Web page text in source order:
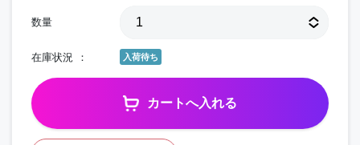
数量
在庫状況 入荷待ち
カートへ入れる